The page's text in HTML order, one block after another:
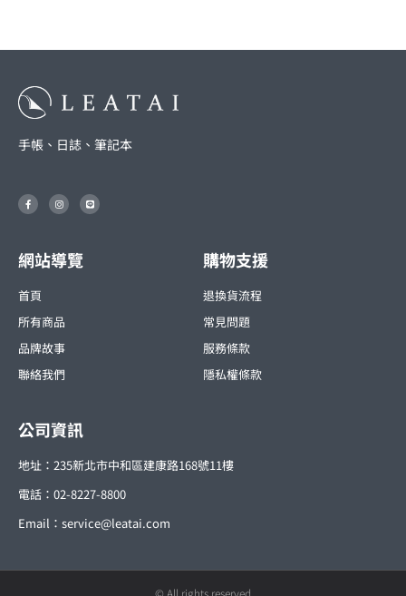
手帳、日誌、筆記本
F
a
c
k
-
I
n
s
r
a
m
L
i
n
網站導覽
首頁
所有商品
品牌故事
聯絡我們
購物支援
退換貨流程
常見問題
服務條款
隱私權條款
公司資訊
地址：235新北市中和區建康路168號11樓
電話：02-8227-8800
Email： service@leatai.com
© All rights reserved